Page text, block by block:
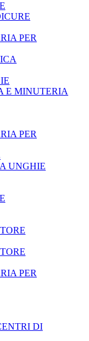
PER
E MINUTERIA
PER
UNGHIE
PER
DI